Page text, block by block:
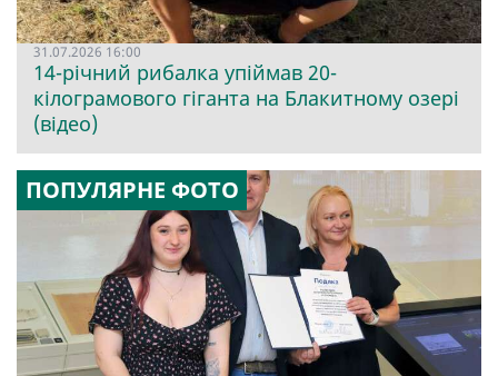
31.07.2026 16:00
14-річний рибалка упіймав 20-
кілограмового гіганта на Блакитному озері
(відео)
ПОПУЛЯРНЕ ФОТО